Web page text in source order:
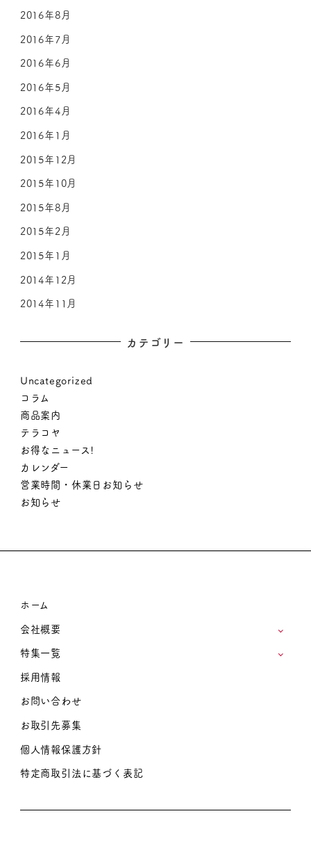
2016年8月
2016年7月
2016年6月
2016年5月
2016年4月
2016年1月
2015年12月
2015年10月
2015年8月
2015年2月
2015年1月
2014年12月
2014年11月
カテゴリー
Uncategorized
コラム
商品案内
テラコヤ
お得なニュース!
カレンダー
営業時間・休業日お知らせ
お知らせ
ホーム
会社概要
特集一覧
採用情報
お問い合わせ
お取引先募集
個人情報保護方針
特定商取引法に基づく表記